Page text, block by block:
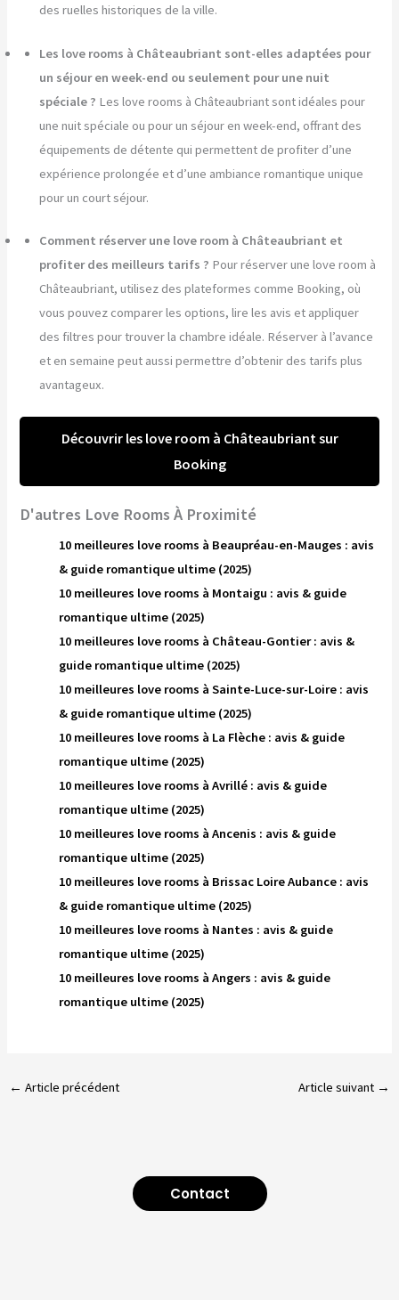
des ruelles historiques de la ville.
Les love rooms à Châteaubriant sont-elles adaptées pour
un séjour en week-end ou seulement pour une nuit
spéciale ? Les love rooms à Châteaubriant sont idéales pour
une nuit spéciale ou pour un séjour en week-end, offrant des
équipements de détente qui permettent de profiter d’une
expérience prolongée et d’une ambiance romantique unique
pour un court séjour.
Comment réserver une love room à Châteaubriant et
profiter des meilleurs tarifs ? Pour réserver une love room à
Châteaubriant, utilisez des plateformes comme Booking, où
vous pouvez comparer les options, lire les avis et appliquer
des filtres pour trouver la chambre idéale. Réserver à l’avance
et en semaine peut aussi permettre d’obtenir des tarifs plus
avantageux.
Découvrir les love room à Châteaubriant sur
Booking
D'autres Love Rooms À Proximité
10 meilleures love rooms à Beaupréau-en-Mauges : avis
& guide romantique ultime (2025)
10 meilleures love rooms à Montaigu : avis & guide
romantique ultime (2025)
10 meilleures love rooms à Château-Gontier : avis &
guide romantique ultime (2025)
10 meilleures love rooms à Sainte-Luce-sur-Loire : avis
& guide romantique ultime (2025)
10 meilleures love rooms à La Flèche : avis & guide
romantique ultime (2025)
10 meilleures love rooms à Avrillé : avis & guide
romantique ultime (2025)
10 meilleures love rooms à Ancenis : avis & guide
romantique ultime (2025)
10 meilleures love rooms à Brissac Loire Aubance : avis
& guide romantique ultime (2025)
10 meilleures love rooms à Nantes : avis & guide
romantique ultime (2025)
10 meilleures love rooms à Angers : avis & guide
romantique ultime (2025)
← Article précédent Article suivant →
Contact